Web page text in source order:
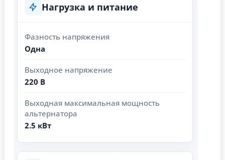
Нагрузка и питание
Фазность напряжения
Одна
Выходное напряжение
220 В
Выходная максимальная мощность
альтернатора
2.5 кВт